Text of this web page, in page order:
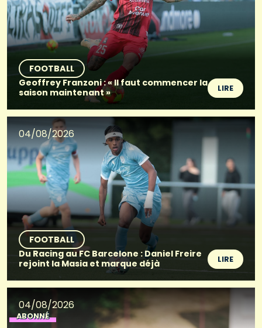
FOOTBALL
Geoffrey Franzoni : « Il faut commencer la
saison maintenant »
LIRE
04/08/2026
FOOTBALL
Du Racing au FC Barcelone : Daniel Freire
rejoint la Masia et marque déjà
LIRE
04/08/2026
ABONNÉ